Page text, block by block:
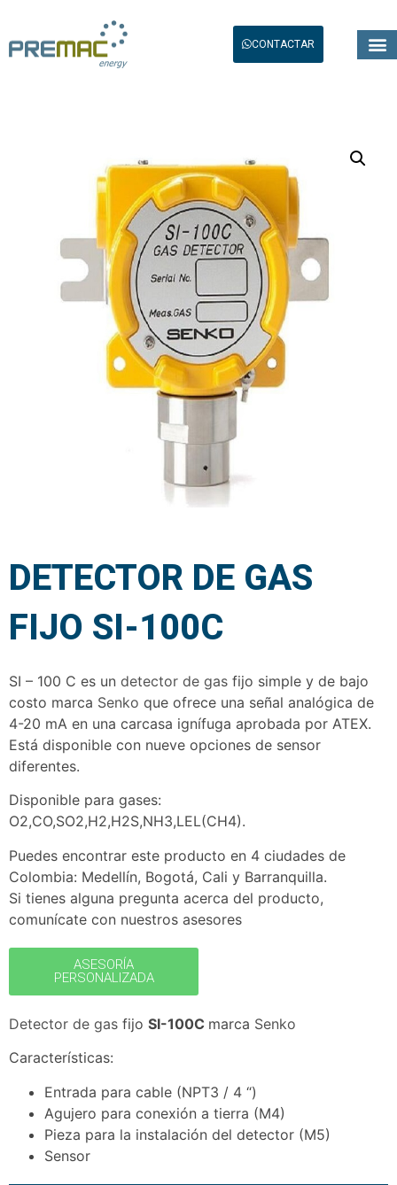
CONTACTAR
DETECTOR DE GAS
FIJO SI-100C
SI – 100 C es un detector de gas fijo simple y de bajo
costo marca Senko que ofrece una señal analógica de
4-20 mA en una carcasa ignífuga aprobada por ATEX.
Está disponible con nueve opciones de sensor
diferentes.
Disponible para gases:
O2,CO,SO2,H2,H2S,NH3,LEL(CH4).
Puedes encontrar este producto en 4 ciudades de
Colombia: Medellín, Bogotá, Cali y Barranquilla.
Si tienes alguna pregunta acerca del producto,
comunícate con nuestros asesores
ASESORÍA
PERSONALIZADA
Detector de gas fijo SI-100C marca Senko
Características:
Entrada para cable (NPT3 / 4 “)
Agujero para conexión a tierra (M4)
Pieza para la instalación del detector (M5)
Sensor